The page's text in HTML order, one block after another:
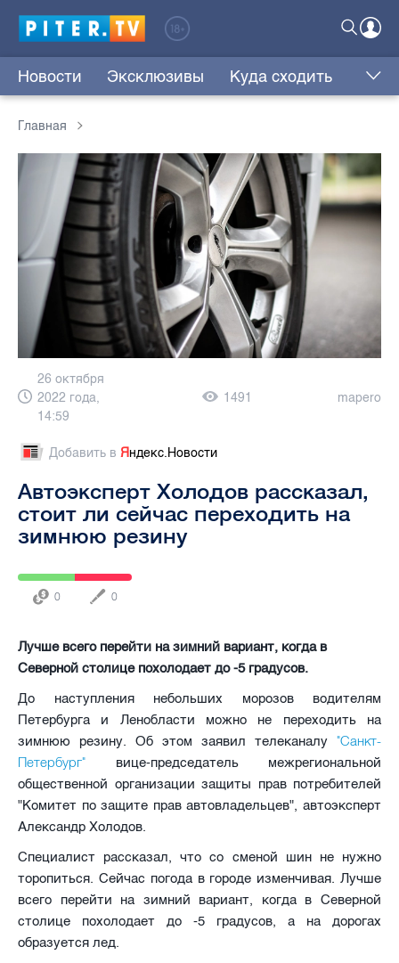
Новости Эксклюзивы Куда сходить
Главная
26 октября
2022 года,
14:59
1491 mapero
Добавить в Яндекс.Новости
Автоэксперт Холодов рассказал,
стоит ли сейчас переходить на
зимнюю резину
0 0
Лучше всего перейти на зимний вариант, когда в
Северной столице похолодает до -5 градусов.
До наступления небольших морозов водителям
Петербурга и Ленобласти можно не переходить на
зимнюю резину. Об этом заявил телеканалу "Санкт-
Петербург" вице-председатель межрегиональной
общественной организации защиты прав потребителей
"Комитет по защите прав автовладельцев", автоэксперт
Александр Холодов.
Специалист рассказал, что со сменой шин не нужно
торопиться. Сейчас погода в городе изменчивая. Лучше
всего перейти на зимний вариант, когда в Северной
столице похолодает до -5 градусов, а на дорогах
образуется лед.